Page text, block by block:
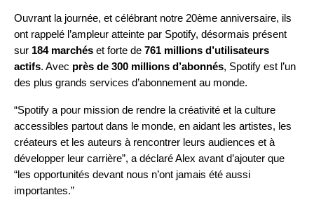
Ouvrant la journée, et célébrant notre 20ème anniversaire, ils
ont rappelé l’ampleur atteinte par Spotify, désormais présent
sur 184 marchés et forte de 761 millions d’utilisateurs
actifs. Avec près de 300 millions d’abonnés, Spotify est l’un
des plus grands services d’abonnement au monde.
“Spotify a pour mission de rendre la créativité et la culture
accessibles partout dans le monde, en aidant les artistes, les
créateurs et les auteurs à rencontrer leurs audiences et à
développer leur carrière”, a déclaré Alex avant d’ajouter que
“les opportunités devant nous n’ont jamais été aussi
importantes.”